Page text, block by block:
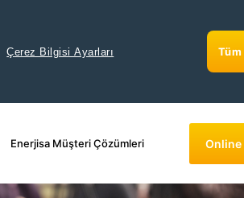
Çerez Bilgisi Ayarları
Enerjisa Müşteri Çözümleri